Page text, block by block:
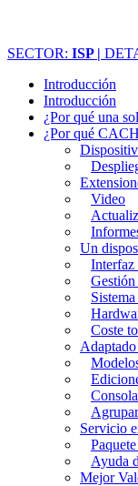
SECTOR: ISP |
Introducción
Introducción
¿Por qué una
¿Por qué
Video
Un
Interfaz
Coste
Servicio
Ayuda
Mejor